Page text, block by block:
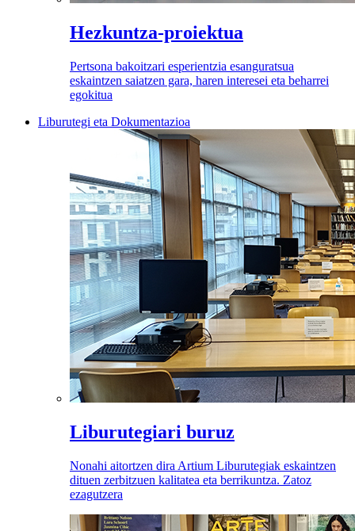
Hezkuntza-proiektua
Pertsona bakoitzari esperientzia esanguratsua
eskaintzen saiatzen gara, haren interesei eta beharrei
egokitua
Liburutegi eta Dokumentazioa
Liburutegiari buruz
Nonahi aitortzen dira Artium Liburutegiak eskaintzen
dituen zerbitzuen kalitatea eta berrikuntza. Zatoz
ezagutzera